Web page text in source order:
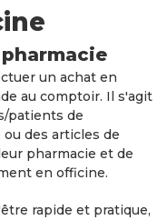
un achat en
au comptoir. Il s'agit
patients de
des articles de
pharmacie et de
en officine.
rapide et pratique,